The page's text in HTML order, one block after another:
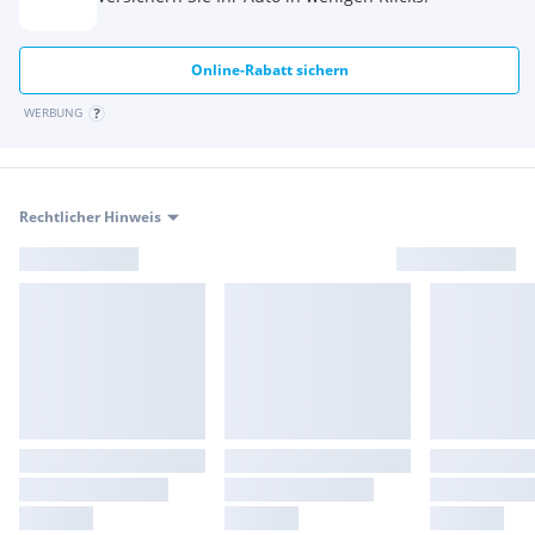
Scheibenbremsen vorn und hinten, vorn innenbelüftet
Staub- und Pollenfilter
Warnton und -leuchte für nicht angelegte Gurte vorn
Ablagetaschen an den Rückseiten der Vordersitze
Klapptische an den Rückseiten der Vordersitze
Steckdose 12V im Gepäckraum
Beifahrersitzlehne komplett umklappbar
Chromleisten an den Seitenfenstern
Start-Stopp-System mit Bremsenergie-Rückgeiwinnung
Fahrlichtschaltung automatisch mit "Leaving home" und
manueller "Coming home"-Funktion
Lenksäule höhen- und längsverstellbar
Online-Rabatt sichern
WERBUNG
Rechtlicher Hinweis